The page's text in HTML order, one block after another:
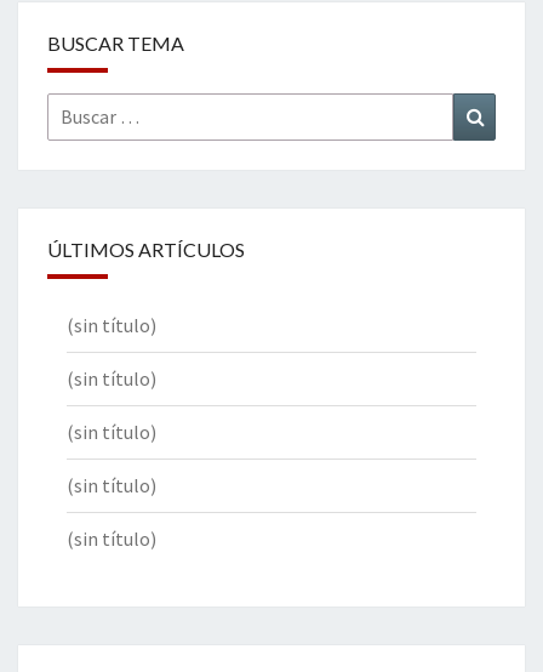
BUSCAR TEMA
Buscar
por:
ÚLTIMOS ARTÍCULOS
(sin título)
(sin título)
(sin título)
(sin título)
(sin título)